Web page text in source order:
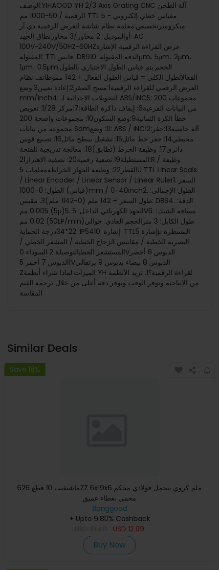
الوصف:YIHAOGD YH 2/3 Axis Grating CNC آلة الطحن
الرقمية / 50-1000 مم TTL مقياس خطي إلكتروني - 5
ميكرومترتخصيص:معلمة نظام شاشة العرض الرقمية دي آر
أوالموديل: 2 محاور/3 محاورنطاق الجهد: AC
100V~240V/50HZ~60HZعرض القراءة الرقمية الإشارة
المقبولة: TTLقابس: DB9الدقة المقبولة: 10μm، 5μm، 2μm،
1μm، 0.5μm.الحجم:يتم قياس الطول الاختياري بالطول
الفعالالطول الكلي = قياس الطول الفعال + 142 مموظائف نظام
العرض الرقمي للقراءة الرقمية1:مسح الصفر2:إعادة تعيين3:وضع
mm/inch4: التحويلات الإحداثية لـ ABS/INC5: 200 مجموعات
من البيانات الفرعية6: إيقاف ذاكرة الطاقة;7:مركز 1/28: تعويض
خطأ الكرة الثمانية9:وضع السكون10: مجموعات واضحة 200
مجموعة من بيانات Sdm؛11: وضع ABS / INC12:آلة حاسبة13:حفر
محيطي14: حفر خط مائل15: تشغيل سطح مائل16: تصنيع قوس
دائري17: وظيفة الخرط (تطابق)18: معالجة تدريجية للفتحة
المستطيلة19:تصفية رقمية20: تصفية الاهتزاز21:R / وظيفة
القطر22: وظيفة الجهاز الخراطةمعلمات 5U TTL Linear Scals
/ Linear Encoder / Linear Sensor / Linear Ruler1. السفر
(قياس) الطول: 0-1000mm / 0-40inch2. الطول الإجمالي:
طول السفر + 142 ملم (0-1142 ملم)3. مقبس: DB94. الدقة:
0.005 مم (5μ)5. الجهد الكهربائي الداخل: 5V6. مسافة الشبك:
0.02 مم (50LP/min)طول الكابل: 3 مترالحجم العادي: حوالي
22*34درجة الحماية: IP5410. إشارة: TTLإشارة 5μ المسطرة
البصرية الخطية / مقاييس الزجاج الخطية / المشفر الخطي /
المستشعر الخطيالتوصيلة 2 السوداء 0Vالدبوس 6 أخضر
أالدبوس 7 أحمر 5Vالدبوس 8 بيضاء بدبوس 9 برتقالي
Zالميزات:لماذا شراء أنظمة YH لقراءة الرقمية؟1. تزيد الأنظمة
من الإنتاجية وتوفر الوقت وتوفر دقة أعلى من خلال ترجمة القيم
المقاسة
Similar Deals
Save 18%
ماشيفيت 10 قطع 626ZZ 6x19x6 ملم كروي بتحمل فولاذي محكم
محمي بغطاء عميق
Banggood
+ Upto 9.80% Cashback
USD 12.99
Buy Now